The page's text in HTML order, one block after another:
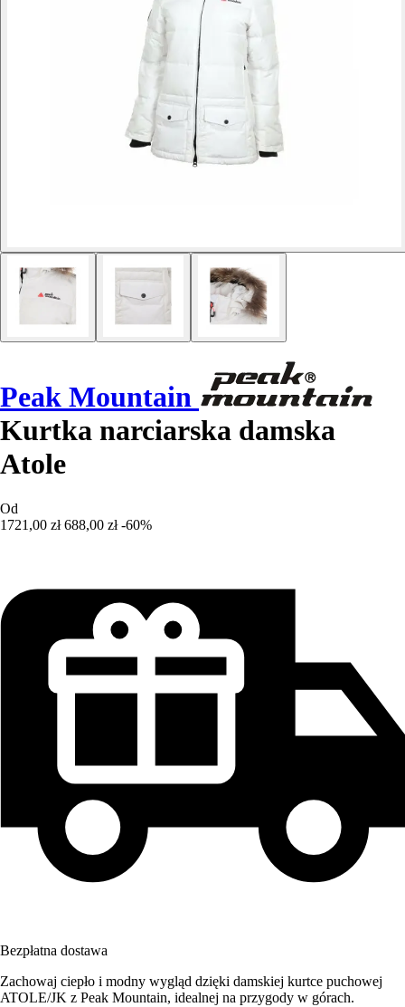
Peak Mountain
Kurtka narciarska damska
Atole
Od
1721,00 zł 688,00 zł -60%
Bezpłatna dostawa
Zachowaj ciepło i modny wygląd dzięki damskiej kurtce puchowej
ATOLE/JK z Peak Mountain, idealnej na przygody w górach.